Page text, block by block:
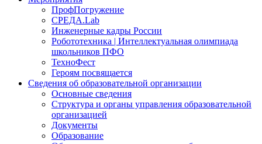
ПрофПогружение
СРЕДА.Lab
Инженерные кадры России
Робототехника | Интеллектуальная олимпиада
школьников ПФО
ТехноФест
Героям посвящается
Сведения об образовательной организации
Основные сведения
Структура и органы управления образовательной
организацией
Документы
Образование